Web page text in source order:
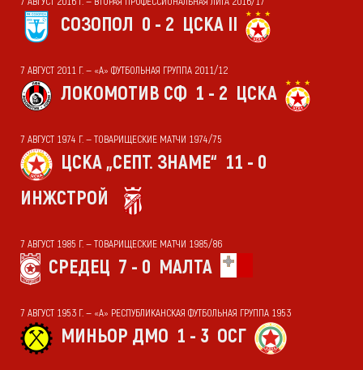
СОЗОПОЛ 0 - 2 ЦСКА II
7 АВГУСТ 2011 Г. — «А» ФУТБОЛЬНАЯ ГРУППА 2011/12
ЛОКОМОТИВ СФ 1 - 2 ЦСКА
7 АВГУСТ 1974 Г. — ТОВАРИЩЕСКИЕ МАТЧИ 1974/75
ЦСКА „СЕПТ. ЗНАМЕ“ 11 - 0
ИНЖСТРОЙ
7 АВГУСТ 1985 Г. — ТОВАРИЩЕСКИЕ МАТЧИ 1985/86
СРЕДЕЦ 7 - 0 МАЛТА
7 АВГУСТ 1953 Г. — «А» РЕСПУБЛИКАНСКАЯ ФУТБОЛЬНАЯ ГРУППА 1953
МИНЬОР ДМО 1 - 3 ОСГ